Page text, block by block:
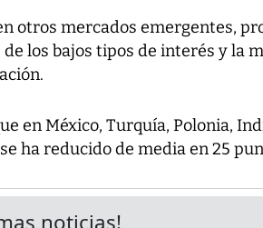
otros mercados emergentes,
los bajos tipos de interés y la
en México, Turquía, Polonia,
ha reducido de media en 25